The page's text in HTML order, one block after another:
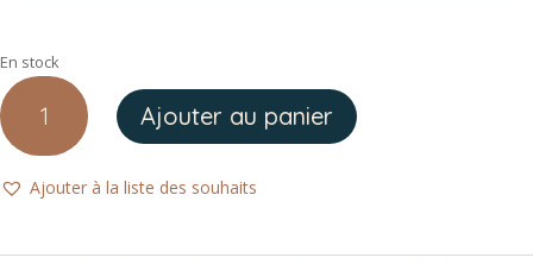
En stock
quantité
de
Trachée
Ajouter au panier
Ajouter à la liste des souhaits